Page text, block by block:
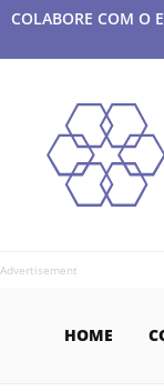
COLABORE COM O
Advertisement
HOME